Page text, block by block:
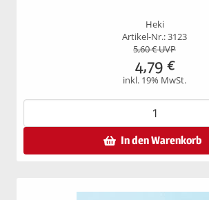
Heki
Artikel-Nr.: 3123
5,60€ UVP
4,79 €
inkl. 19% MwSt.
In den Warenkorb